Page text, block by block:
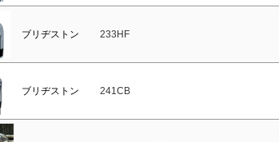
ブリヂストン 233HF
ブリヂストン 241CB